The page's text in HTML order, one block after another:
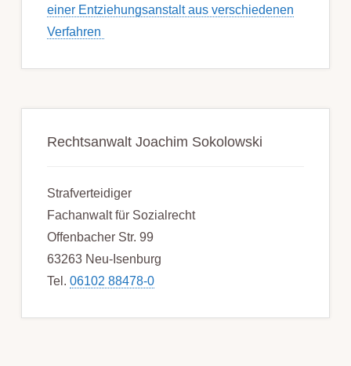
einer Ent­ziehungs­anstalt aus ver­schied­enen
Ver­fahren
Rechtsanwalt Joachim Sokolowski
Strafverteidiger
Fachanwalt für Sozialrecht
Offenbacher Str. 99
63263 Neu-Isenburg
Tel. 06102 88478-0